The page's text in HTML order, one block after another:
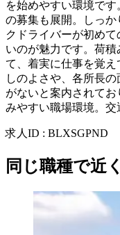
を始めやすい環境で
の募集も展開。しっ
クドライバーが初め
いのが魅力です。荷
て、着実に仕事を覚
しのよさや、各所長
がないと案内されて
みやすい職場環境。交
求人ID : BLXSGPND
同じ職種で近